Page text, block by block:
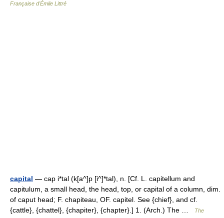
Française d'Émile Littré
capital — cap i*tal (k[a^]p [i^]*tal), n. [Cf. L. capitellum and
capitulum, a small head, the head, top, or capital of a column, dim.
of caput head; F. chapiteau, OF. capitel. See {chief}, and cf.
{cattle}, {chattel}, {chapiter}, {chapter}.] 1. (Arch.) The …
The